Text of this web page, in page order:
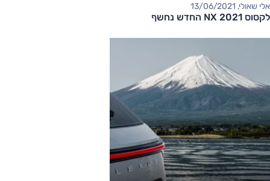
אלי שאולי, 13/06/2021
לקסוס NX 2021 החדש נחשף